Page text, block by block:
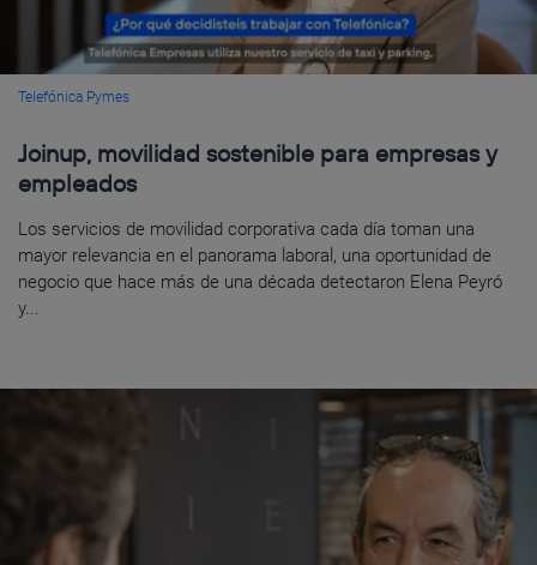
Telefónica Pymes
Joinup, movilidad sostenible para empresas y
empleados
Los servicios de movilidad corporativa cada día toman una
mayor relevancia en el panorama laboral, una oportunidad de
negocio que hace más de una década detectaron Elena Peyró
y...